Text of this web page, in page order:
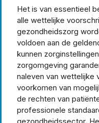
Het is van essentieel
alle wettelijke
gezondheidszorg
voldoen aan de
kunnen
zorgomgeving
naleven van wettelijke
voorkomen van
de rechten van
professionele
gezondheidssector.